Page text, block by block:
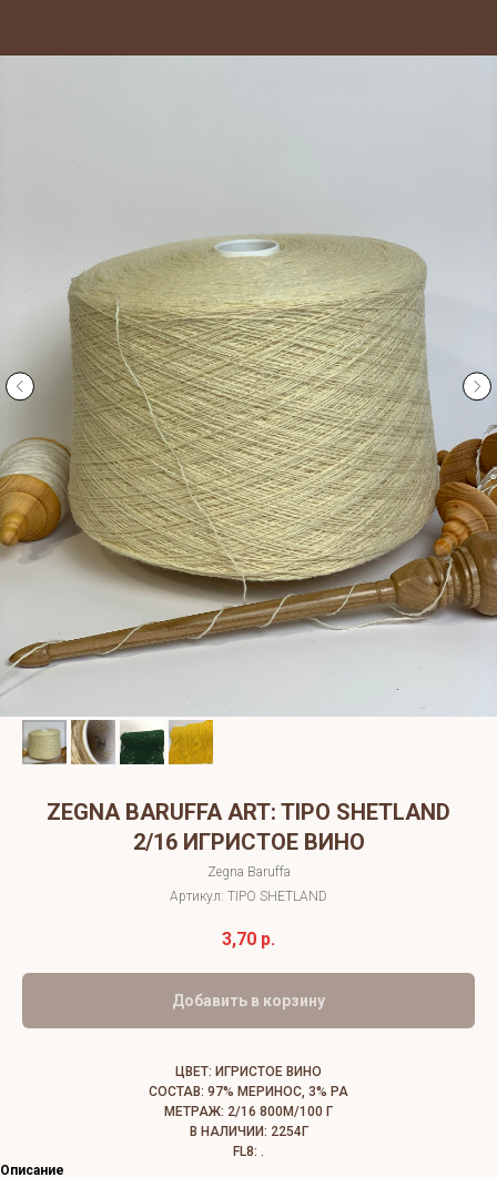
ZEGNA BARUFFA ART: TIPO SHETLAND
2/16 ИГРИСТОЕ ВИНО
Zegna Baruffa
Артикул: TIPO SHETLAND
3,70 р.
Добавить в корзину
ЦВЕТ: ИГРИСТОЕ ВИНО
СОСТАВ: 97% МЕРИНОС, 3% РА
МЕТРАЖ: 2/16 800М/100 Г
В НАЛИЧИИ: 2254Г
FL8: .
Описание